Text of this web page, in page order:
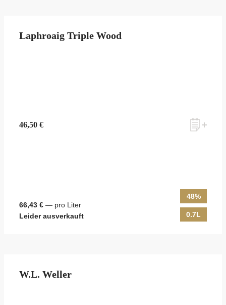
Laphroaig Triple Wood
46,50 €
66,43 € — pro Liter
Leider ausverkauft
48%
0.7L
W.L. Weller